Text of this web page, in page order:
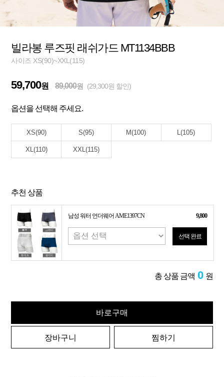
빌라봉 루즈핏 래쉬가드 MT1134BBB
사이즈 XS(90)~XXL(115)
59,700원 89,000원 (29,300원 할인)
옵션을 선택해 주세요.
XS(90) S(95) M(100) L(105)
XL(110) XXL(115)
추천 상품
남성 워터 언더웨어 AME1397CN 9,800
선택 완료
총 상품 금액 0 원
바로구매
장바구니 찜하기